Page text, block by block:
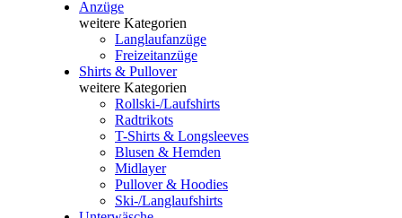
Anzüge
weitere Kategorien
Langlaufanzüge
Freizeitanzüge
Shirts & Pullover
weitere Kategorien
Rollski-/Laufshirts
Radtrikots
T-Shirts & Longsleeves
Blusen & Hemden
Midlayer
Pullover & Hoodies
Ski-/Langlaufshirts